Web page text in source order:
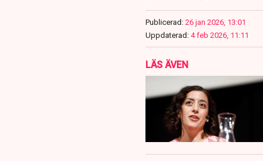
Publicerad: 26 jan 2026, 13:01
Uppdaterad: 4 feb 2026, 11:11
LÄS ÄVEN